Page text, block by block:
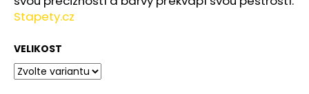
Stapety.cz
VELIKOST
D
o
p